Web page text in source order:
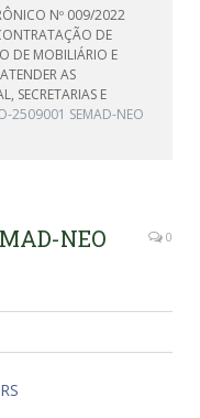
Nº 009/2022
DE
DE MOBILIÁRIO E
AS
SECRETARIAS E
2509001 SEMAD-NEO
NEO
0